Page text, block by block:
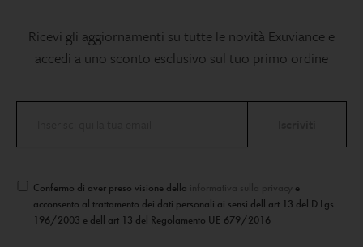
Ricevi gli aggiornamenti su tutte le novità Exuviance e
accedi a uno sconto esclusivo sul tuo primo ordine
Confermo di aver preso visione della
e
acconsento al trattamento dei dati personali ai sensi dell art 13 del D Lgs
196/2003 e dell art 13 del Regolamento UE 679/2016